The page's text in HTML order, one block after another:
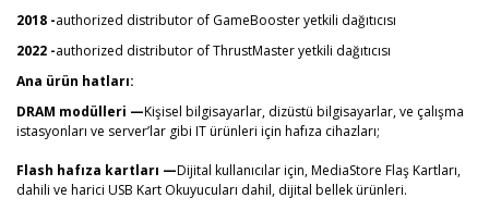
2018 -authorized distributor of GameBooster yetkili dağıtıcısı
2022 -authorized distributor of ThrustMaster yetkili dağıtıcısı
Ana ürün hatları:
DRAM modülleri —Kişisel bilgisayarlar, dizüstü bilgisayarlar, ve çalışma
istasyonları ve server’lar gibi IT ürünleri için hafıza cihazları;
Flash hafıza kartları —Dijital kullanıcılar için, MediaStore Flaş Kartları,
dahili ve harici USB Kart Okuyucuları dahil, dijital bellek ürünleri.